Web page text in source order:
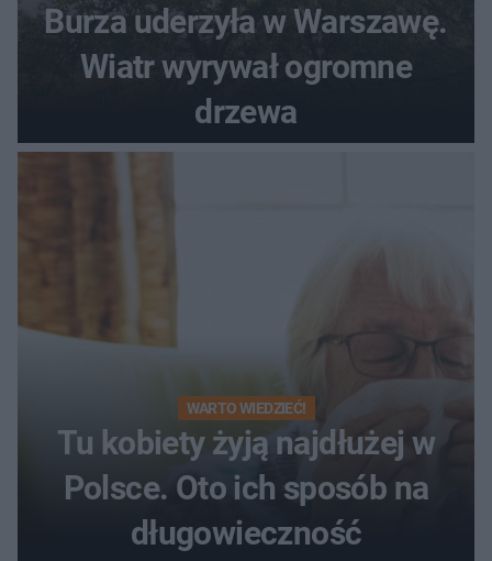
Burza uderzyła w Warszawę.
Wiatr wyrywał ogromne
drzewa
WARTO WIEDZIEĆ!
Tu kobiety żyją najdłużej w
Polsce. Oto ich sposób na
długowieczność